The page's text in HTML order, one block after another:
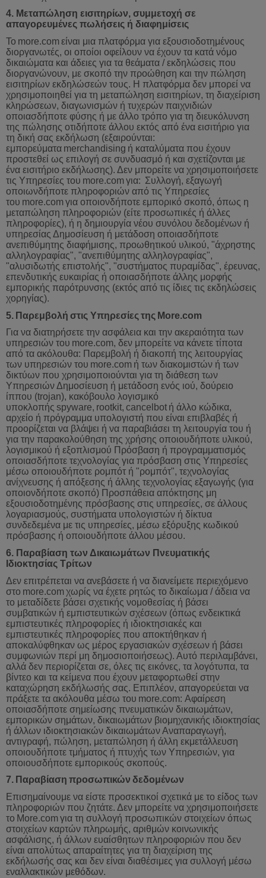
4. Μεταπώληση εισιτηρίων, συμμετοχή σε
απαγορευμένες πωλήσεις ή διαφημίσεις
Το more.comείναι μια πλατφόρμα για εξουσιοδοτημένους
διοργανωτές, οι οποίοι οφείλουν να έχουν τα κατά νόμο
δικαιώματα και άδειες για τα θεάματα /εκδηλώσεις που
διοργανώνουν, με σκοπό την προώθηση και την πώληση
εισιτηρίων εκδηλώσεών τους. Η πλατφόρμα δεν μπορεί να
χρησιμοποιηθεί για τη μεταπώληση εισιτηρίων, τη διαχείριση
κληρώσεων, διαγωνισμών ή τυχερών παιχνιδιών
οποιασδήποτε φύσης ή με άλλο τρόπο για τη διευκόλυνση
της πώλησης οτιδήποτε άλλου εκτός από ένα εισιτήριο για
τη δική σας εκδήλωση (εξαιρούνται:
εμπορεύματα merchandising ή καταλύματα που έχουν
προστεθεί ως επιλογή σε συνδυασμό ή και σχετίζονται με
ένα εισιτήριο εκδήλωσης). Δεν μπορείτε να χρησιμοποιήσετε
τις Υπηρεσίες του more.comγια: Συλλογή, εξαγωγή
οποιωνδήποτε πληροφοριών από τις Υπηρεσίες
του more.comγια οποιονδήποτε εμπορικό σκοπό, όπως η
μεταπώληση πληροφοριών (είτε προσωπικές ή άλλες
πληροφορίες), ή η δημιουργία νέου συνόλου δεδομένων ή
υπηρεσίας Δημοσίευση ή μετάδοση οποιασδήποτε
ανεπιθύμητης διαφήμισης, προωθητικού υλικού, "άχρηστης
αλληλογραφίας", "ανεπιθύμητης αλληλογραφίας",
"αλυσιδωτής επιστολής", "συστήματος πυραμίδας", έρευνας,
επενδυτικής ευκαιρίας ή οποιασδήποτε άλλης μορφής
εμπορικής παρότρυνσης (εκτός από τις ίδιες τις εκδηλώσεις
χορηγίας).
5. Παρεμβολή στις Υπηρεσίες της More.com
Για να διατηρήσετε την ασφάλεια και την ακεραιότητα των
υπηρεσιών του more.com, δεν μπορείτε να κάνετε τίποτα
από τα ακόλουθα: Παρεμβολή ή διακοπή της λειτουργίας
των υπηρεσιών του more.com ή των διακομιστών ή των
δικτύων που χρησιμοποιούνται για τη διάθεση των
ΥπηρεσιώνΔημοσίευση ή μετάδοση ενός ιού, δούρειο
ίππου (trojan), κακόβουλο λογισμικό
υποκλοπής spyware, rootkit, cancelbot ή άλλο κώδικα,
αρχείο ή πρόγραμμα υπολογιστή που είναι επιβλαβές ή
προορίζεται να βλάψει ή να παραβιάσει τη λειτουργία του ή
για την παρακολούθηση της χρήσης οποιουδήποτε υλικού,
λογισμικού ή εξοπλισμού Πρόσβαση ή προγραμματισμός
οποιασδήποτε τεχνολογίας για πρόσβαση στις Υπηρεσίες
μέσω οποιουδήποτε ρομπότ ή "ρομπότ", τεχνολογίας
ανίχνευσης ή απόξεσης ή άλλης τεχνολογίας εξαγωγής (για
οποιονδήποτε σκοπό) Προσπάθεια απόκτησης μη
εξουσιοδοτημένης πρόσβασης στις υπηρεσίες, σε άλλους
λογαριασμούς, συστήματα υπολογιστών ή δίκτυα
συνδεδεμένα με τις υπηρεσίες, μέσω εξόρυξης κωδικού
πρόσβασης ή οποιουδήποτε άλλου μέσου.
6. Παραβίαση των Δικαιωμάτων Πνευματικής
Ιδιοκτησίας Τρίτων
Δεν επιτρέπεται να ανεβάσετε ή να διανείμετε περιεχόμενο
στο more.comχωρίς να έχετε ρητώς το δικαίωμα /άδεια να
το μεταδίδετε βάσει σχετικής νομοθεσίας ή βάσει
συμβατικών ή εμπιστευτικών σχέσεων (όπως ενδεικτικά
εμπιστευτικές πληροφορίες ή ιδιοκτησιακές και
εμπιστευτικές πληροφορίες που αποκτήθηκαν ή
αποκαλύφθηκαν ως μέρος εργασιακών σχέσεων ή βάσει
συμφωνιών περί μη δημοσιοποιήσεως). Αυτό περιλαμβάνει,
αλλά δεν περιορίζεται σε, όλες τις εικόνες, τα λογότυπα, τα
βίντεο και τα κείμενα που έχουν μεταφορτωθεί στην
καταχώρηση εκδήλωσής σας. Επιπλέον, απαγορεύεται να
πράξετε τα ακόλουθα μέσω του more.com: Αφαίρεση
οποιασδήποτε σημείωσης πνευματικών δικαιωμάτων,
εμπορικών σημάτων, δικαιωμάτων βιομηχανικής ιδιοκτησίας
ή άλλων ιδιοκτησιακών δικαιωμάτωνΑναπαραγωγή,
αντιγραφή, πώληση, μεταπώληση ή άλλη εκμετάλλευση
οποιουδήποτε τμήματος ή πτυχής των Υπηρεσιών, για
οποιουσδήποτε εμπορικούς σκοπούς.
7. Παραβίαση προσωπικών δεδομένων
Επισημαίνουμε να είστε προσεκτικοί σχετικά με το είδος των
πληροφοριών που ζητάτε. Δεν μπορείτε να χρησιμοποιήσετε
το More.comγια τη συλλογή προσωπικών στοιχείων όπως
στοιχείων καρτών πληρωμής, αριθμών κοινωνικής
ασφάλισης, ή άλλων ευαίσθητων πληροφοριών που δεν
είναι απολύτως απαραίτητες για τη διαχείριση της
εκδήλωσής σας και δεν είναι διαθέσιμες για συλλογή μέσω
εναλλακτικών μεθόδων.